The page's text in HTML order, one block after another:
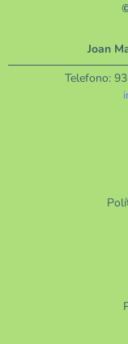
Joan
Telefono: